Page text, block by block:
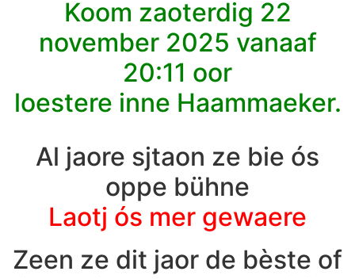
Koom zaoterdig 22
november 2025 vanaaf
20:11 oor
loestere inne Haammaeker.
Al jaore sjtaon ze bie ós
oppe bühne
Laotj ós mer gewaere
Zeen ze dit jaor de bèste of